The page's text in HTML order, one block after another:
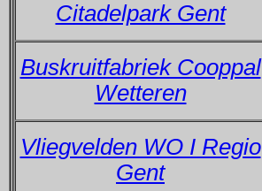
Citadelpark Gent
Buskruitfabriek Cooppal
Wetteren
Vliegvelden WO I Regio
Gent